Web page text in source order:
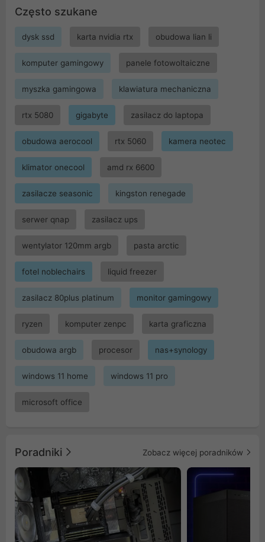
Często szukane
dysk ssd karta nvidia rtx obudowa lian li
komputer gamingowy panele fotowoltaiczne
myszka gamingowa klawiatura mechaniczna
rtx 5080 gigabyte zasilacz do laptopa
obudowa aerocool rtx 5060 kamera neotec
klimator onecool amd rx 6600
zasilacze seasonic kingston renegade
serwer qnap zasilacz ups
wentylator 120mm argb pasta arctic
fotel noblechairs liquid freezer
zasilacz 80plus platinum monitor gamingowy
ryzen komputer zenpc karta graficzna
obudowa argb procesor nas+synology
windows 11 home windows 11 pro
microsoft office
Poradniki Zobacz więcej poradników